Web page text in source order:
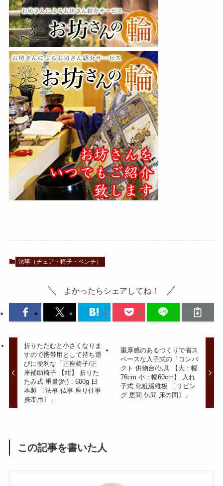
法事（チェア・椅子・ベンチ）
よかったらシェアしてね！
折りたたむと小さくなりま
すので携帯用として持ち運
びに便利な「正座椅子/正
座補助椅子 【紺】 折りた
たみ式 重量(約)：600g 日
本製 〔法事 仏事 座り仕事
携帯用〕」
重厚感のあるつくりで省ス
ペースな入子式の「コンパ
クト 供物台/仏具 【大：幅
76cm 小：幅60cm】 入れ
子式 化粧繊維板 〔リビン
グ 居間 仏間 床の間〕」
この記事を書いた人